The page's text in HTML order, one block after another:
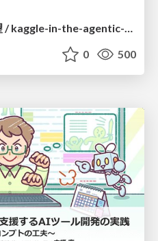
Agent 時代の Kaggle 展望 / kaggle-in-the-agentic-era
0 500